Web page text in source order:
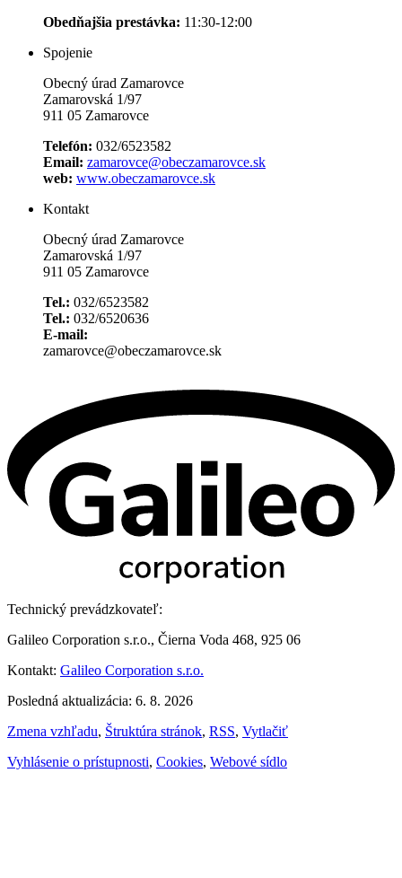
Obedňajšia prestávka: 11:30-12:00
Spojenie
Obecný úrad Zamarovce
Zamarovská 1/97
911 05 Zamarovce
Telefón: 032/6523582
Email: zamarovce@obeczamarovce.sk
web: www.obeczamarovce.sk
Kontakt
Obecný úrad Zamarovce
Zamarovská 1/97
911 05 Zamarovce
Tel.: 032/6523582
Tel.: 032/6520636
E-mail:
zamarovce@obeczamarovce.sk
Technický prevádzkovateľ:
Galileo Corporation s.r.o., Čierna Voda 468, 925 06
Kontakt: Galileo Corporation s.r.o.
Posledná aktualizácia: 6. 8. 2026
Zmena vzhľadu, Štruktúra stránok, RSS, Vytlačiť
Vyhlásenie o prístupnosti, Cookies, Webové sídlo